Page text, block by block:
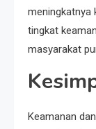
meningkatnya
tingkat
masyarakat
Keamanan